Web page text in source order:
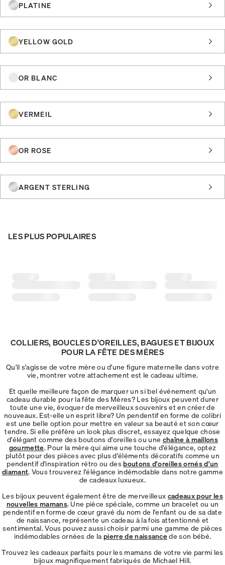
PLATINE
YELLOW GOLD
OR BLANC
VERMEIL
OR ROSE
ARGENT STERLING
LES PLUS POPULAIRES
COLLIERS, BOUCLES D'OREILLES, BAGUES ET BIJOUX
POUR LA FÊTE DES MÈRES
Qu'il s'agisse de votre mère ou d'une figure maternelle dans votre
vie, montrer votre attachement est le cadeau ultime.
Et quelle meilleure façon de marquer un si bel événement qu'un
cadeau durable pour la fête des Mères? Les bijoux peuvent durer
toute une vie, évoquer de merveilleux souvenirs et en créer de
nouveaux. Est-elle un esprit libre? Un pendentif en forme de colibri
est une belle option pour mettre en valeur sa beauté et son cœur
tendre. Si elle préfère un look plus discret, essayez quelque chose
d'élégant comme des boutons d'oreilles ou une chaîne à maillons
gourmette . Pour la mère qui aime une touche d'élégance, optez
plutôt pour des pièces avec plus d'éléments décoratifs comme un
pendentif d'inspiration rétro ou desboutons d'oreilles ornés d'un
diamant . Vous trouverez l'élégance indémodable dans notre gamme
de cadeaux luxueux.
Les bijoux peuvent également être de merveilleux cadeaux pour les
nouvelles mamans. Une pièce spéciale, comme un bracelet ou un
pendentif en forme de cœur gravé du nom de l'enfant ou de sa date
de naissance, représente un cadeau à la fois attentionné et
sentimental. Vous pouvez aussi choisir parmi une gamme de pièces
indémodables ornées de lapierre de naissancede son bébé.
Trouvez les cadeaux parfaits pour les mamans de votre vie parmi les
bijoux magnifiquement fabriqués de Michael Hill.